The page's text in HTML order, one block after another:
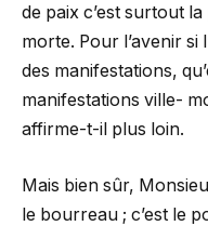
de paix c’est surtout
morte. Pour l’avenir
des manifestations,
manifestations ville-
affirme-t-il plus loin.
Mais bien sûr,
le bourreau ; c’est le